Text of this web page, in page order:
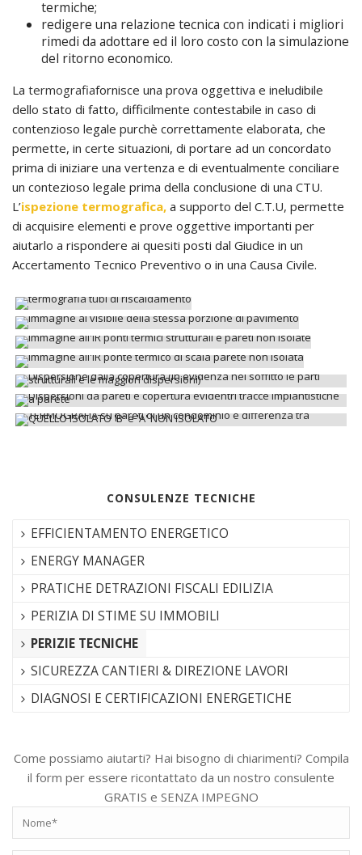
termiche;
redigere una relazione tecnica con indicati i migliori
rimedi da adottare ed il loro costo con la simulazione
del ritorno economico.
La termografiafornisce una prova oggettiva e ineludibile
dello stato di fatto, difficilmente contestabile in caso di
contenzioso legale purchè correttamente elaborata, che
permette, in certe situazioni, di portare ad un concordato
prima di iniziare una vertenza e di eventualmente conciliare
un contezioso legale prima della conclusione di una CTU.
L’ispezione termografica, a supporto del C.T.U, permette
di acquisire elementi e prove oggettive importanti per
aiutarlo a rispondere ai quesiti posti dal Giudice in un
Accertamento Tecnico Preventivo o in una Causa Civile.
CONSULENZE TECNICHE
EFFICIENTAMENTO ENERGETICO
ENERGY MANAGER
PRATICHE DETRAZIONI FISCALI EDILIZIA
PERIZIA DI STIME SU IMMOBILI
PERIZIE TECNICHE
SICUREZZA CANTIERI & DIREZIONE LAVORI
DIAGNOSI E CERTIFICAZIONI ENERGETICHE
Come possiamo aiutarti? Hai bisogno di chiarimenti? Compila
il form per essere ricontattato da un nostro consulente
GRATIS e SENZA IMPEGNO